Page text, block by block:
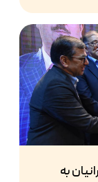
به